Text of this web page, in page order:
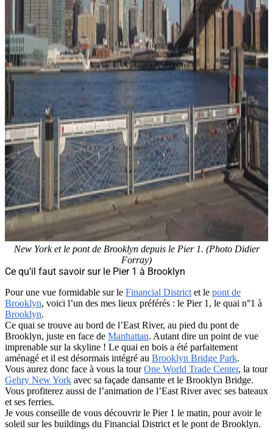
New York et le pont de Brooklyn depuis le Pier 1. (Photo Didier
Forray)
Ce qu’il faut savoir sur le Pier 1 à Brooklyn
Pour une vue formidable sur le Financial District et le pont de
Brooklyn, voici l’un des mes lieux préférés : le Pier 1, le quai n°1 à
Brooklyn.
Ce quai se trouve au bord de l’East River, au pied du pont de
Brooklyn, juste en face de Manhattan. Autant dire un point de vue
imprenable sur la skyline ! Le quai en bois a été parfaitement
aménagé et il est désormais intégré au Brooklyn Bridge Park.
Vous aurez donc face à vous la tourOne World Trade Center, la tour
Gehry New York avec sa façade dansante et le Brooklyn Bridge.
Vous profiterez aussi de l’animation de l’East River avec ses bateaux
et ses ferries.
Je vous conseille de vous découvrir le Pier 1 le matin, pour avoir le
soleil sur les buildings du Financial District et le pont de Brooklyn.